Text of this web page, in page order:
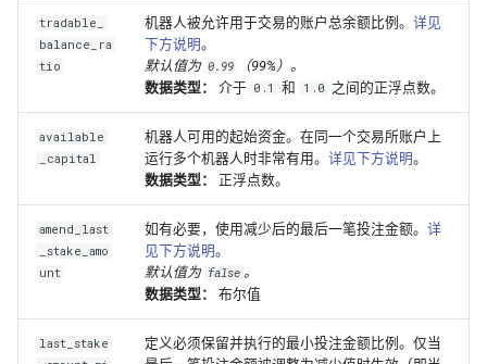
tradable_
balance_ra
tio
机器人被允许用于交易的账户总余额比例。 详见
下方说明。
默认值为 0.99
（99%）。
数据类型：
介于 0.1 和 1.0 之间的正浮点数。
available
_capital
机器人可用的起始资金。在同一个交易所账户上
运行多个机器人时非常有用。 详见下方说明。
数据类型：
正浮点数。
amend_last
_stake_amo
unt
如有必要，使用减少后的最后一笔投注金额。 详
见下方说明。
默认值为 false 。
数据类型：
布尔值
last_stake
定义必须保留并执行的最小投注金额比例。仅当